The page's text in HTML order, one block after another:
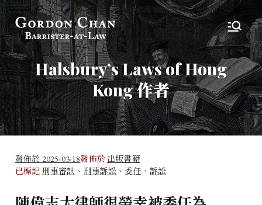
陳偉志大律師
大律師
Halsbury’s Laws of Hong
Kong 作者
發佈於 2025-03-18發佈於 出版書籍
已標記 刑事審訊 、 刑事訴訟 、委任、 訴訟